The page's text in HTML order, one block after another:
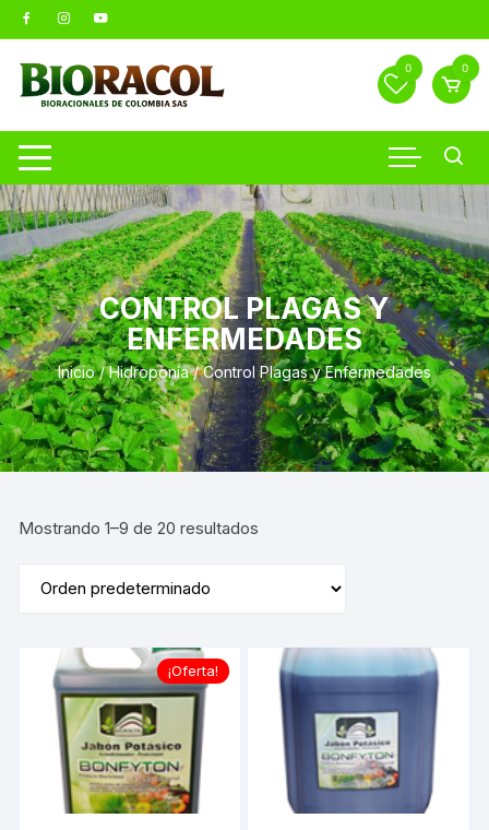
Saltar
al
contenido
0 0
CONTROL PLAGAS Y
ENFERMEDADES
Inicio/Hidroponía/ Control Plagas y Enfermedades
Mostrando 1–9 de 20 resultados
¡Oferta!